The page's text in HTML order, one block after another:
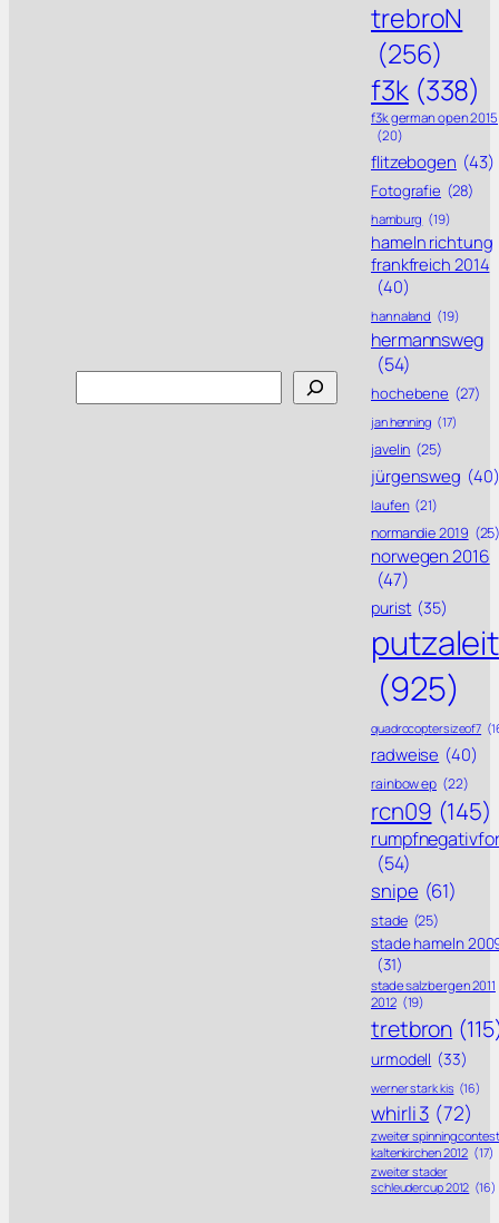
trebroN
(256)
f3k (338)
f3k german open 2015
(20)
flitzebogen (43)
Fotografie (28)
hamburg (19)
hameln richtung
frankfreich 2014
(40)
hannaland (19)
hermannsweg
(54)
hochebene (27)
jan henning (17)
javelin (25)
jürgensweg (40)
laufen (21)
normandie 2019
norwegen 2016
(47)
purist (35)
putzaleit
(925)
quadrocoptersizeof7
radweise (40)
rainbow ep (22)
rcn09 (145)
(54)
snipe (61)
stade (25)
stade hameln
(31)
stade salzbergen 2011
2012 (19)
tretbron
urmodell (33)
werner stark kis (16)
whirli 3 (72)
zweiter spinning contest
kaltenkirchen 2012 (17)
zweiter stader
schleudercup 2012 (16)